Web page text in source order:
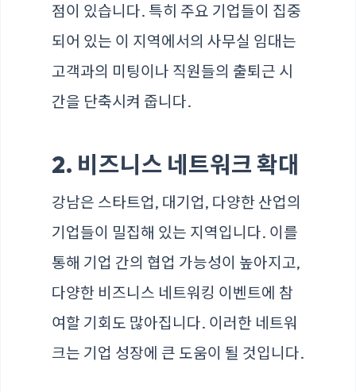
점이 있습니다. 특히 주요 기업들이 집중
되어 있는 이 지역에서의 사무실 임대는
고객과의 미팅이나 직원들의 출퇴근 시
간을 단축시켜 줍니다.
2. 비즈니스 네트워크 확대
강남은 스타트업, 대기업, 다양한 산업의
기업들이 밀집해 있는 지역입니다. 이를
통해 기업 간의 협업 가능성이 높아지고,
다양한 비즈니스 네트워킹 이벤트에 참
여할 기회도 많아집니다. 이러한 네트워
크는 기업 성장에 큰 도움이 될 것입니다.